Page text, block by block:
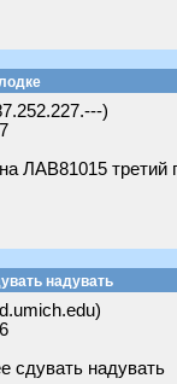
)
ЛАВ81015
надувать
сдувать надувать